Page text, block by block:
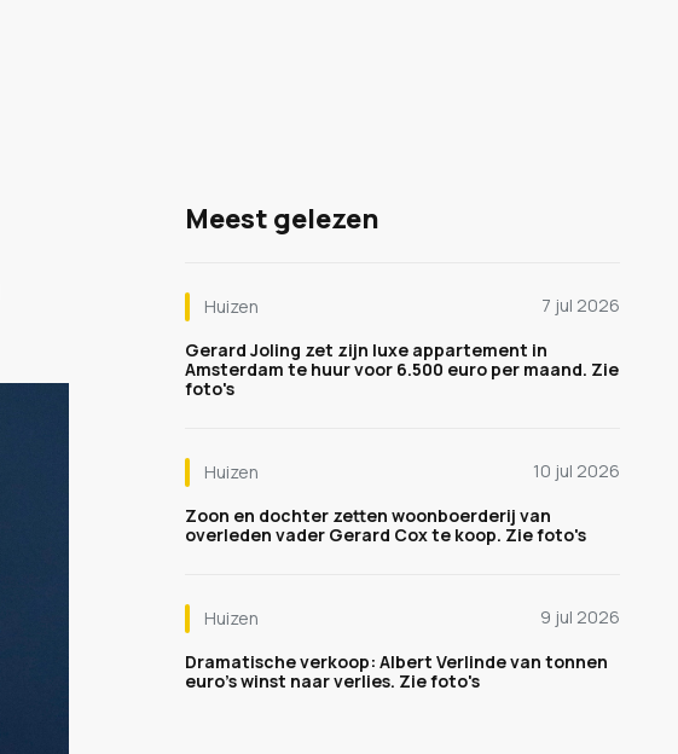
Meest gelezen
Huizen
7 jul 2026
Gerard Joling zet zijn luxe appartement in
Amsterdam te huur voor 6.500 euro per maand. Zie
foto's
Huizen
10 jul 2026
Zoon en dochter zetten woonboerderij van
overleden vader Gerard Cox te koop. Zie foto's
Huizen
9 jul 2026
Dramatische verkoop: Albert Verlinde van tonnen
euro's winst naar verlies. Zie foto's